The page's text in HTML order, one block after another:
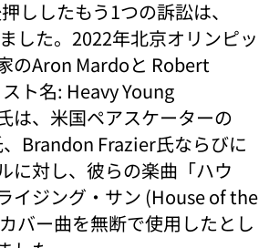
ししたもう1つの訴訟は、
した。2022年北京オリンピッ
のAron Mardoと Robert
ト名: Heavy Young
は、米国ペアスケーターの
Brandon Frazier氏ならびに
に対し、彼らの楽曲「ハウ
イジング・サン (House of the
バー曲を無断で使用したとし